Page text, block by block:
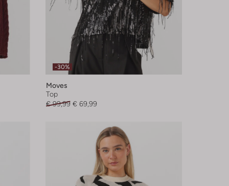
-30%
Moves
Top
€ 99,99 € 69,99